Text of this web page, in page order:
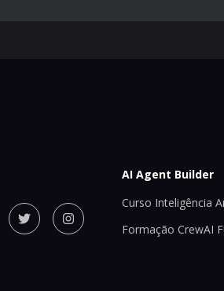
AI Agent Builder
Curso Inteligência
Formação CrewAI